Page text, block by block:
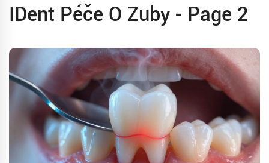
IDent Péče O Zuby - Page 2